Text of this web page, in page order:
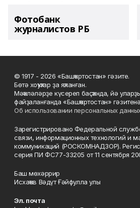
Фотобанк
журналистов РБ
© 1917 - 2026 «Башҡортостан» гәзите.
Бөтә хоҡуҡтар ҙа яҡланған.
Мәҡәләләрҙе күсереп баҫҡанда, йә
файҙаланғанда «Башҡортостан»
Об использовании персональных
Зарегистрировано Федеральной
связи, информационных технологий и
коммуникаций (РОСКОМНАДЗОР).
серия ПИ ФС77-33205 от 11 сентября
Баш мөхәррир
Исхаҡов Вәдүт Ғәйфулла улы
Эл. почта